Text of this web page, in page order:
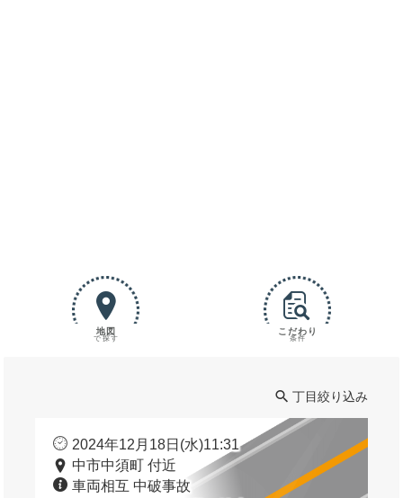
地図
で探す
こだわり
条件
丁目絞り込み
2024年12月18日(水)11:31
中市中須町 付近
車両相互 中破事故